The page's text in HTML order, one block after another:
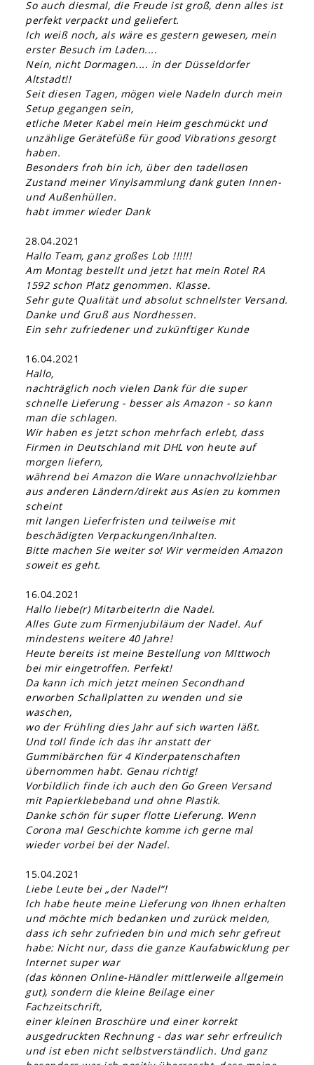
So auch diesmal, die Freude ist groß, denn alles ist
perfekt verpackt und geliefert.
Ich weiß noch, als wäre es gestern gewesen, mein
erster Besuch im Laden....
Nein, nicht Dormagen.... in der Düsseldorfer
Altstadt!!
Seit diesen Tagen, mögen viele Nadeln durch mein
Setup gegangen sein,
etliche Meter Kabel mein Heim geschmückt und
unzählige Gerätefüße für good Vibrations gesorgt
haben.
Besonders froh bin ich, über den tadellosen
Zustand meiner Vinylsammlung dank guten Innen-
und Außenhüllen.
habt immer wieder Dank
28.04.2021
Hallo Team, ganz großes Lob !!!!!!
Am Montag bestellt und jetzt hat mein Rotel RA
1592 schon Platz genommen. Klasse.
Sehr gute Qualität und absolut schnellster Versand.
Danke und Gruß aus Nordhessen.
Ein sehr zufriedener und zukünftiger Kunde
16.04.2021
Hallo,
nachträglich noch vielen Dank für die super
schnelle Lieferung - besser als Amazon - so kann
man die schlagen.
Wir haben es jetzt schon mehrfach erlebt, dass
Firmen in Deutschland mit DHL von heute auf
morgen liefern,
während bei Amazon die Ware unnachvollziehbar
aus anderen Ländern/direkt aus Asien zu kommen
scheint
mit langen Lieferfristen und teilweise mit
beschädigten Verpackungen/Inhalten.
Bitte machen Sie weiter so! Wir vermeiden Amazon
soweit es geht.
16.04.2021
Hallo liebe(r) MitarbeiterIn die Nadel.
Alles Gute zum Firmenjubiläum der Nadel. Auf
mindestens weitere 40 Jahre!
Heute bereits ist meine Bestellung von MIttwoch
bei mir eingetroffen. Perfekt!
Da kann ich mich jetzt meinen Secondhand
erworben Schallplatten zu wenden und sie
waschen,
wo der Frühling dies Jahr auf sich warten läßt.
Und toll finde ich das ihr anstatt der
Gummibärchen für 4 Kinderpatenschaften
übernommen habt. Genau richtig!
Vorbildlich finde ich auch den Go Green Versand
mit Papierklebeband und ohne Plastik.
Danke schön für super flotte Lieferung. Wenn
Corona mal Geschichte komme ich gerne mal
wieder vorbei bei der Nadel.
15.04.2021
Liebe Leute bei „der Nadel“!
Ich habe heute meine Lieferung von Ihnen erhalten
und möchte mich bedanken und zurück melden,
dass ich sehr zufrieden bin und mich sehr gefreut
habe: Nicht nur, dass die ganze Kaufabwicklung per
Internet super war
(das können Online-Händler mittlerweile allgemein
gut), sondern die kleine Beilage einer
Fachzeitschrift,
einer kleinen Broschüre und einer korrekt
ausgedruckten Rechnung - das war sehr erfreulich
und ist eben nicht selbstverständlich. Und ganz